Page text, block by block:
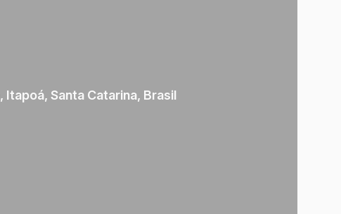
, Itapoá, Santa Catarina, Brasil